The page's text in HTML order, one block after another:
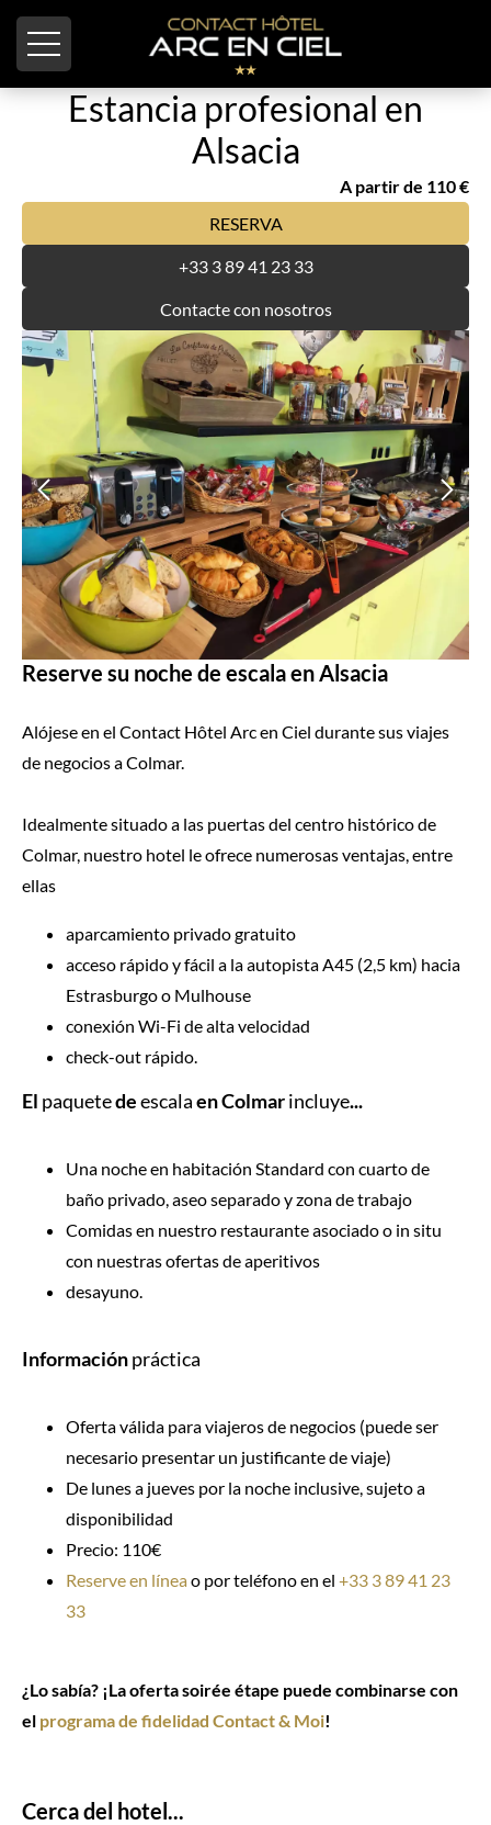
Estancia profesional en
Alsacia
A partir de 110 €
RESERVA
+33 3 89 41 23 33
Contacte con nosotros
Reserve su noche de escala en Alsacia
Alójese en el Contact Hôtel Arc en Ciel durante sus viajes
de negocios a Colmar.
Idealmente situado a las puertas del centro histórico de
Colmar, nuestro hotel le ofrece numerosas ventajas, entre
ellas
aparcamiento privado gratuito
acceso rápido y fácil a la autopista A45 (2,5 km) hacia
Estrasburgo o Mulhouse
conexión Wi-Fi de alta velocidad
check-out rápido.
El paquetedeescalaen Colmarincluye...
Una noche en habitación Standard con cuarto de
baño privado, aseo separado y zona de trabajo
Comidas en nuestro restaurante asociado o in situ
con nuestras ofertas de aperitivos
desayuno.
Informaciónpráctica
Oferta válida para viajeros de negocios (puede ser
necesario presentar un justificante de viaje)
De lunes a jueves por la noche inclusive, sujeto a
disponibilidad
Precio: 110€
Reserve en líneao por teléfono en el +33 3 89 41 23
33
¿Lo sabía? ¡La oferta soirée étape puede combinarse con
el programa de fidelidad Contact & Moi!
Cerca del hotel...